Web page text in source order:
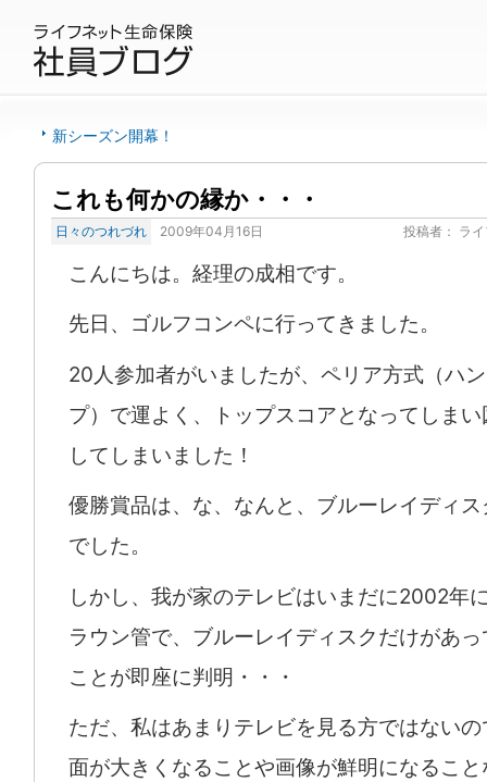
新シーズン開幕！
これも何かの縁か・・・
日々のつれづれ 2009年04月16日 投稿者： ラ
こんにちは。経理の成相です。
先日、ゴルフコンペに行ってきました。
20人参加者がいましたが、ペリア方式（ハ
プ）で運よく、トップスコアとなってしま
してしまいました！
優勝賞品は、な、なんと、ブルーレイディ
でした。
しかし、我が家のテレビはいまだに2002年
ラウン管で、ブルーレイディスクだけがあ
ことが即座に判明・・・
ただ、私はあまりテレビを見る方ではない
面が大きくなることや画像が鮮明になるこ